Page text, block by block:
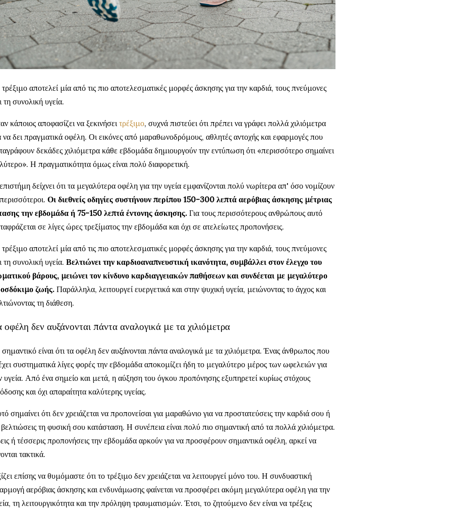
αποτελεί μία από τις πιο αποτελεσματικές μορφές άσκησης για την καρδιά, τους πνεύμονες
τη συνολική υγεία.
κάποιος αποφασίζει να ξεκινήσει τρέξιμο, συχνά πιστεύει ότι πρέπει να γράφει πολλά χιλιόμετρα
να δει πραγματικά οφέλη. Οι εικόνες από μαραθωνοδρόμους, αθλητές αντοχής και εφαρμογές που
δεκάδες χιλιόμετρα κάθε εβδομάδα δημιουργούν την εντύπωση ότι «περισσότερο σημαίνει
Η πραγματικότητα όμως είναι πολύ διαφορετική.
δείχνει ότι τα μεγαλύτερα οφέλη για την υγεία εμφανίζονται πολύ νωρίτερα απ' όσο νομίζουν
Οι διεθνείς οδηγίες συστήνουν περίπου 150-300 λεπτά αερόβιας άσκησης μέτριας
την εβδομάδα ή 75-150 λεπτά έντονης άσκησης. Για τους περισσότερους ανθρώπους αυτό
σε λίγες ώρες τρεξίματος την εβδομάδα και όχι σε ατελείωτες προπονήσεις.
αποτελεί μία από τις πιο αποτελεσματικές μορφές άσκησης για την καρδιά, τους πνεύμονες
τη συνολική υγεία. Βελτιώνει την καρδιοαναπνευστική ικανότητα, συμβάλλει στον έλεγχο του
βάρους, μειώνει τον κίνδυνο καρδιαγγειακών παθήσεων και συνδέεται με μεγαλύτερο
ζωής. Παράλληλα, λειτουργεί ευεργετικά και στην ψυχική υγεία, μειώνοντας το άγχος και
τη διάθεση.
οφέλη δεν αυξάνονται πάντα αναλογικά με τα χιλιόμετρα
είναι ότι τα οφέλη δεν αυξάνονται πάντα αναλογικά με τα χιλιόμετρα. Ένας άνθρωπος που
συστηματικά λίγες φορές την εβδομάδα αποκομίζει ήδη το μεγαλύτερο μέρος των ωφελειών για
υγεία. Από ένα σημείο και μετά, η αύξηση του όγκου προπόνησης εξυπηρετεί κυρίως στόχους
και όχι απαραίτητα καλύτερης υγείας.
σημαίνει ότι δεν χρειάζεται να προπονείσαι για μαραθώνιο για να προστατεύσεις την καρδιά σου ή
τη φυσική σου κατάσταση. Η συνέπεια είναι πολύ πιο σημαντική από τα πολλά χιλιόμετρα.
ή τέσσερις προπονήσεις την εβδομάδα αρκούν για να προσφέρουν σημαντικά οφέλη, αρκεί να
τακτικά.
επίσης να θυμόμαστε ότι το τρέξιμο δεν χρειάζεται να λειτουργεί μόνο του. Η συνδυαστική
αερόβιας άσκησης και ενδυνάμωσης φαίνεται να προσφέρει ακόμη μεγαλύτερα οφέλη για την
τη λειτουργικότητα και την πρόληψη τραυματισμών. Έτσι, το ζητούμενο δεν είναι να τρέξεις